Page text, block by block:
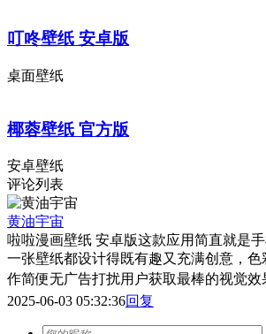
叮咚壁纸 安卓版
桌面壁纸
椰蓉壁纸 官方版
安卓壁纸
评论列表
黄油宇宙
啦啦漫画壁纸 安卓版这款应用简直就是
一张壁纸都设计得既有趣又充满创意，
作简便无广告打扰用户获取最棒的视觉效
2025-06-03 05:32:36回复